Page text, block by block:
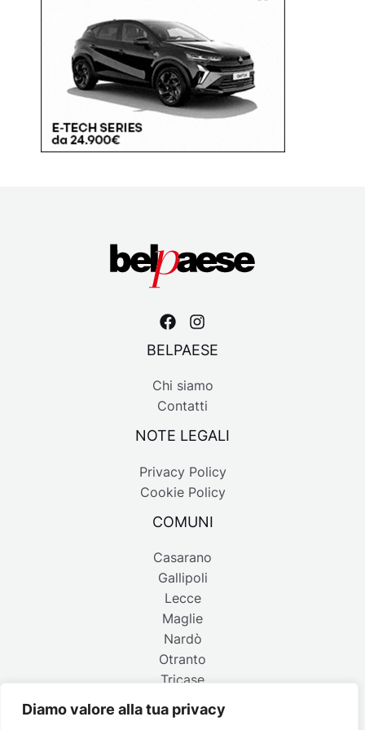
Diamo valore alla tua privacy
BELPAESE
Chi siamo
Contatti
NOTE LEGALI
Privacy Policy
Cookie Policy
COMUNI
Casarano
Gallipoli
Lecce
Maglie
Nardò
Otranto
Tricase